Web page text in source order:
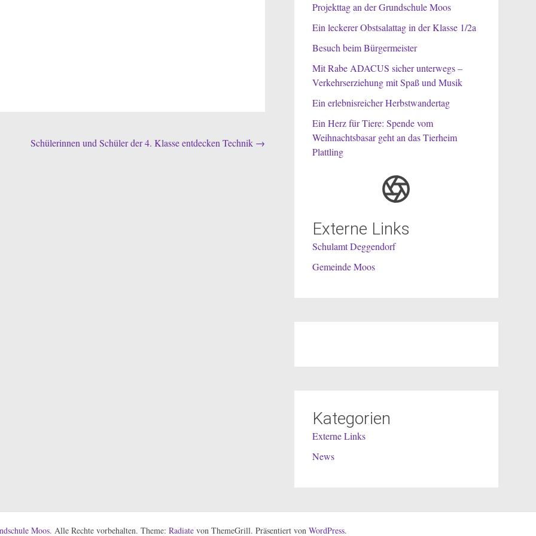
Schülerinnen und Schüler der 4. Klasse entdecken Technik →
Projekttag an der Grundschule Moos
Ein leckerer Obstsalattag in der Klasse 1/2a
Besuch beim Bürgermeister
Mit Rabe ADACUS sicher unterwegs –
Verkehrserziehung mit Spaß und Musik
Ein erlebnisreicher Herbstwandertag
Ein Herz für Tiere: Spende vom
Weihnachtsbasar geht an das Tierheim
Plattling
Externe Links
Schulamt Deggendorf
Gemeinde Moos
Kategorien
Externe Links
News
Moos. Alle Rechte vorbehalten. Theme: Radiatevon ThemeGrill. Präsentiert von WordPress.